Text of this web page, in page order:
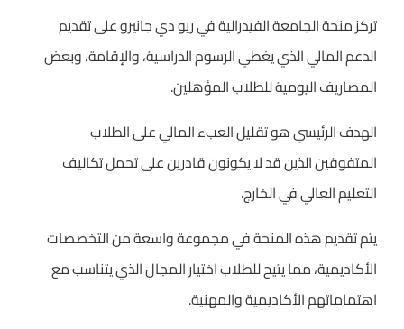
تركز منحة الجامعة الفيدرالية في ريو دي جانيرو على تقديم
الدعم المالي الذي يغطي الرسوم الدراسية، والإقامة، وبعض
المصاريف اليومية للطلاب المؤهلين.
الهدف الرئيسي هو تقليل العبء المالي على الطلاب
المتفوقين الذين قد لا يكونون قادرين على تحمل تكاليف
التعليم العالي في الخارج.
يتم تقديم هذه المنحة في مجموعة واسعة من التخصصات
الأكاديمية، مما يتيح للطلاب اختيار المجال الذي يتناسب مع
اهتماماتهم الأكاديمية والمهنية.